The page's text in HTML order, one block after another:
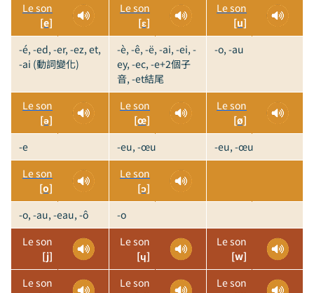
Le son
[e]
Le son
[ɛ]
Le son
[u]
-é, -ed, -er, -ez, et,
-ai (動詞變化)
-è, -ê, -ë, -ai, -ei, -
ey, -ec, -e+2個子
音, -et結尾
-o, -au
Le son
[ə]
Le son
[œ]
Le son
[ø]
-e
-eu, -œu
-eu, -œu
Le son
[o]
Le son
[ɔ]
-o, -au, -eau, -ô
-o
Le son
[j]
Le son
[ɥ]
Le son
[w]
Le son
Le son
Le son